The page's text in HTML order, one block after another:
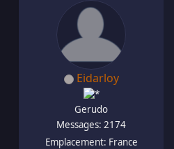
Eidarloy
Gerudo
Messages: 2174
Emplacement: France